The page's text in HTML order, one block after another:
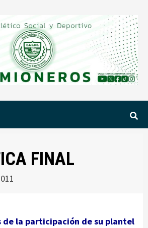
FINAL
de la participación de su plantel